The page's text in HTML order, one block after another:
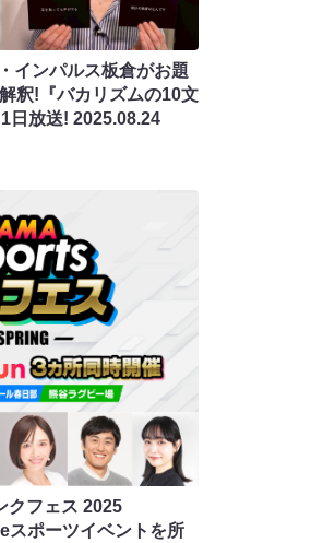
インパルス板倉がお題
釈!『バカリズムの10文
日放送! 2025.08.24
クフェス 2025
スポーツイベントを所